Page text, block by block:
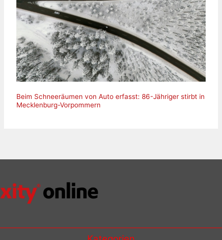
Beim Schneeräumen von Auto erfasst: 86-Jähriger stirbt in
Mecklenburg-Vorpommern